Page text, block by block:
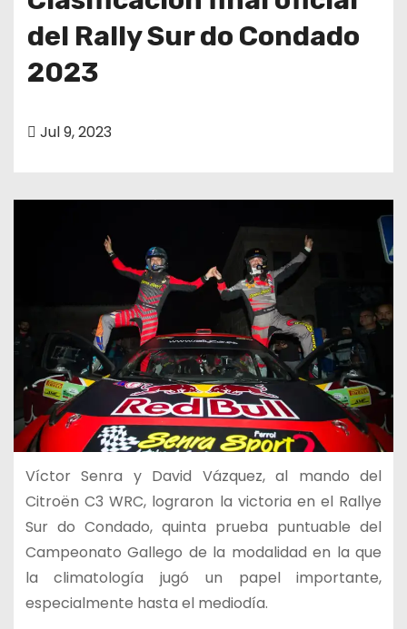
del Rally Sur do Condado
2023
Jul 9, 2023
Víctor Senra y David Vázquez, al mando del
Citroën C3 WRC, lograron la victoria en el Rallye
Sur do Condado, quinta prueba puntuable del
Campeonato Gallego de la modalidad en la que
la climatología jugó un papel importante,
especialmente hasta el mediodía.